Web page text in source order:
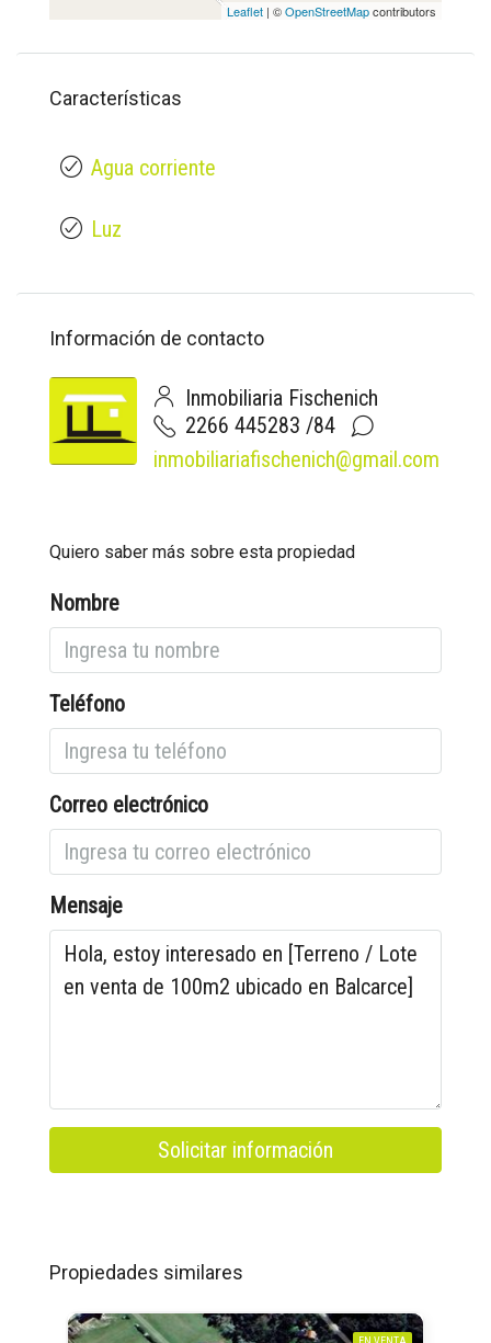
Leaflet | ©OpenStreetMapcontributors
Características
Agua corriente
Luz
Información de contacto
Inmobiliaria Fischenich
2266 445283 /84
inmobiliariafischenich@gmail.com
Quiero saber más sobre esta propiedad
Nombre
Teléfono
Correo electrónico
Mensaje
Solicitar información
Propiedades similares